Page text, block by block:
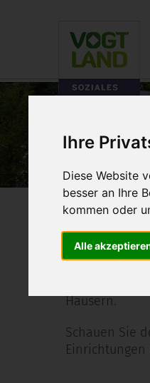
Ihre
Diese Website
besser an Ihre
kommen oder
Alle
Über uns
Häusern.
Schauen Sie
Einrichtungen